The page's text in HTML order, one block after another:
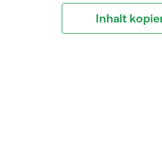
Inhalt